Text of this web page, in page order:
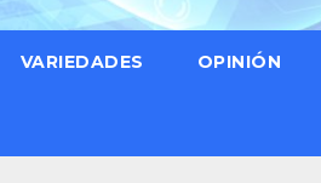
VARIEDADES OPINIÓN